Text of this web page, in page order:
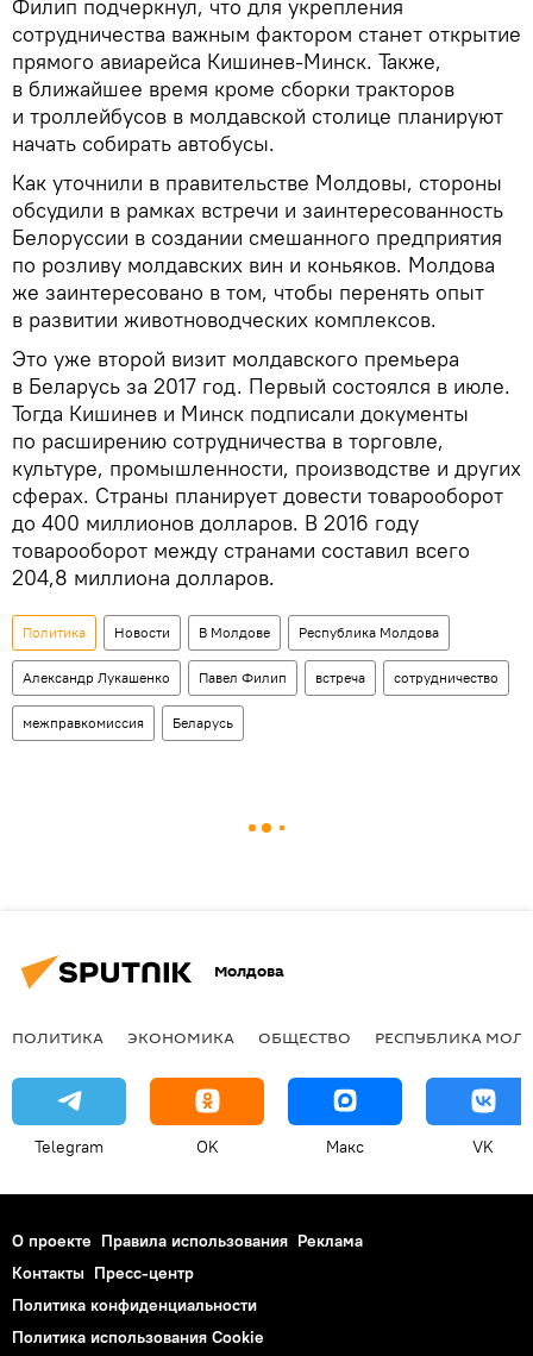
Филип подчеркнул, что для укрепления
сотрудничества важным фактором станет открытие
прямого авиарейса Кишинев-Минск. Также,
в ближайшее время кроме сборки тракторов
и троллейбусов в молдавской столице планируют
начать собирать автобусы.
Как уточнили в правительстве Молдовы, стороны
обсудили в рамках встречи и заинтересованность
Белоруссии в создании смешанного предприятия
по розливу молдавских вин и коньяков. Молдова
же заинтересовано в том, чтобы перенять опыт
в развитии животноводческих комплексов.
Это уже второй визит молдавского премьера
в Беларусь за 2017 год. Первый состоялся в июле.
Тогда Кишинев и Минск подписали документы
по расширению сотрудничества в торговле,
культуре, промышленности, производстве и других
сферах. Страны планирует довести товарооборот
до 400 миллионов долларов. В 2016 году
товарооборот между странами составил всего
204,8 миллиона долларов.
Политика Новости В Молдове Республика Молдова
Александр Лукашенко Павел Филип встреча сотрудничество
межправкомиссия Беларусь
Молдова
ПОЛИТИКА ЭКОНОМИКА ОБЩЕСТВО РЕСПУБЛИКА
Telegram OK Макс VK
О проекте Правила использования Реклама
Контакты Пресс-центр
Политика конфиденциальности
Политика использования Cookie